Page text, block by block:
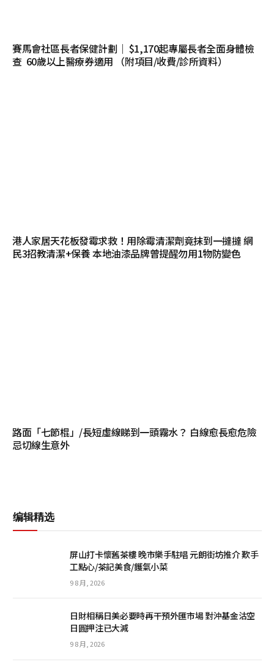
賽馬會社區長者保健計劃｜ $1,170起專屬長者全面身體檢
查 60歲以上醫療券適用 （附項目/收費/診所資料）
港人家居天花板發霉求救！用除霉清潔劑竟抹到一撻撻 網
民3招教清潔+保養 本地油漆品牌曾提醒勿用1物防變色
路面「七節棍」/長短虛線睇到一頭霧水？ 白線愈長愈危險
忌切線生意外
编辑精选
屏山打卡懷舊茶樓 晚市樂手駐唱 元朗街坊推介 歎手
工點心/茶記美食/鑊氣小菜
9 8 月, 2026
日財相稱日美必要時再干預外匯市場 對沖基金沽空
日圓押注已大減
9 8 月, 2026